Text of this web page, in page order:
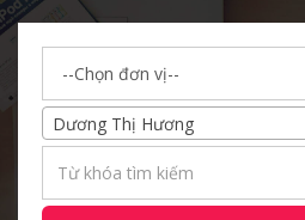
Dương Thị Hương